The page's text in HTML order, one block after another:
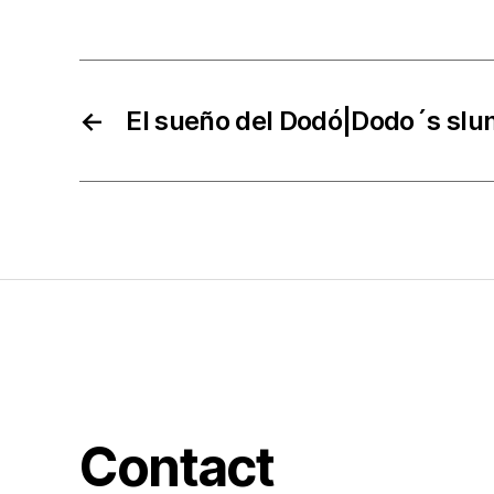
← El sueño del Dodó|Dodo´s
Contact